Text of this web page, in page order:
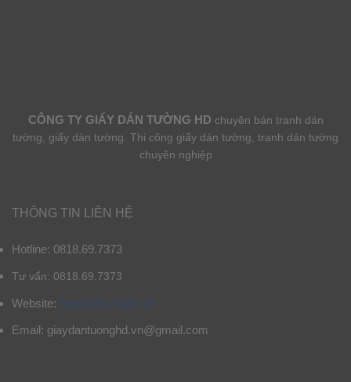
CÔNG TY GIẤY DÁN TƯỜNG HD chuyên bán tranh dán
tường, giấy dán tường. Thi công giấy dán tường, tranh dán tường
chuyên nghiệp
THÔNG TIN LIÊN HỆ
Hotline: 0818.69.7373
Tư vấn: 0818.69.7373
Website: giaydantuonghd.vn
Email: giaydantuonghd.vn@gmail.com